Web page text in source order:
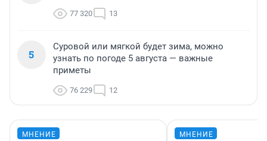
77 320 13
5
Суровой или мягкой будет зима, можно
узнать по погоде 5 августа — важные
приметы
76 229 12
МНЕНИЕ МНЕНИЕ